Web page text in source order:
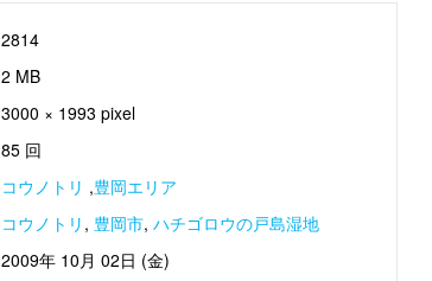
2814
2 MB
3000 × 1993 pixel
85 回
コウノトリ ,豊岡エリア
コウノトリ , 豊岡市, ハチゴロウの戸島湿地
2009年 10月 02日 (金)